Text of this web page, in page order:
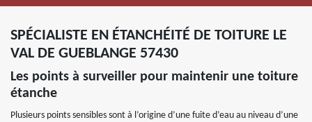
SPÉCIALISTE EN ÉTANCHÉITÉ DE TOITURE LE
VAL DE GUEBLANGE 57430
Les points à surveiller pour maintenir une toiture
étanche
Plusieurs points sensibles sont à l’origine d’une fuite d’eau au niveau d’une